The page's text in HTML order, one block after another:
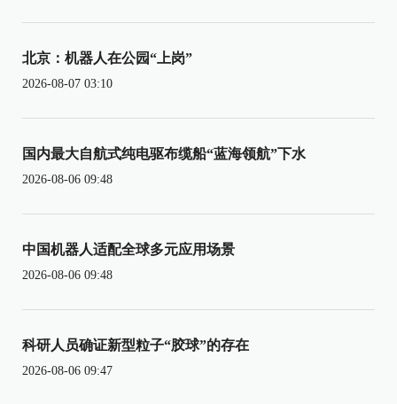
北京：机器人在公园“上岗”
2026-08-07 03:10
国内最大自航式纯电驱布缆船“蓝海领航”下水
2026-08-06 09:48
中国机器人适配全球多元应用场景
2026-08-06 09:48
科研人员确证新型粒子“胶球”的存在
2026-08-06 09:47